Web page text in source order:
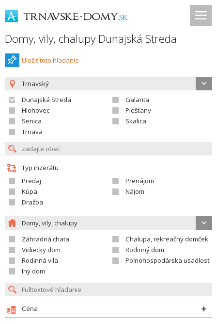
Domy, vily, chalupy Dunajská Streda
Uložiť toto hladanie
Trnavský
Dunajská Streda
Galanta
Hlohovec
Piešťany
Senica
Skalica
Trnava
Typ inzerátu
Predaj
Prenájom
Kúpa
Nájom
Dražba
Domy, vily, chalupy
Záhradná chata
Chalupa, rekreačný domček
Vidiecky dom
Rodinný dom
Rodinná vila
Poľnohospodárska usadlosť
Iný dom
Cena